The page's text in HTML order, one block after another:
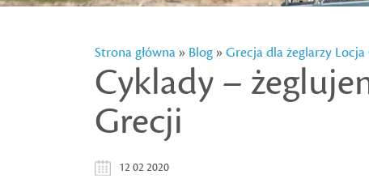
Strona główna» Blog»Grecja dla żeglarzy
Cyklady –
Grecji
12 02 2020